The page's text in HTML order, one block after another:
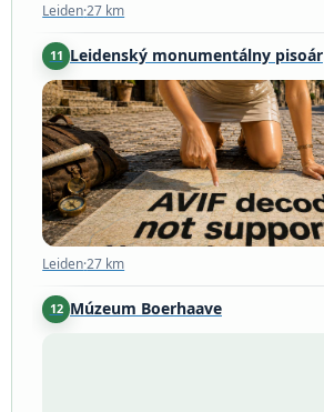
Leiden·27 km
11 Leidenský monumentálny pisoár
Leiden·27 km
Leiden·27 km
12 Múzeum Boerhaave